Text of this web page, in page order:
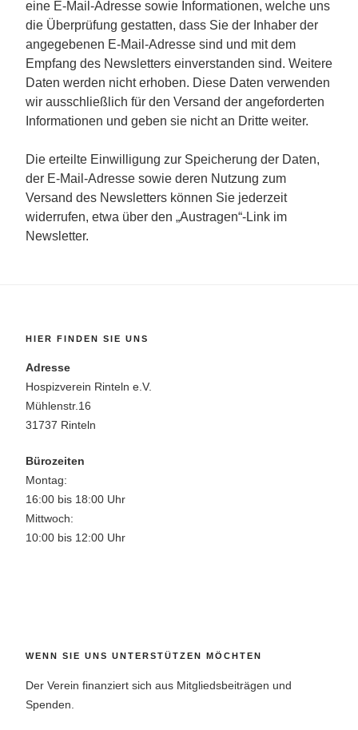
eine E-Mail-Adresse sowie Informationen, welche uns
die Überprüfung gestatten, dass Sie der Inhaber der
angegebenen E-Mail-Adresse sind und mit dem
Empfang des Newsletters einverstanden sind. Weitere
Daten werden nicht erhoben. Diese Daten verwenden
wir ausschließlich für den Versand der angeforderten
Informationen und geben sie nicht an Dritte weiter.
Die erteilte Einwilligung zur Speicherung der Daten,
der E-Mail-Adresse sowie deren Nutzung zum
Versand des Newsletters können Sie jederzeit
widerrufen, etwa über den „Austragen“-Link im
Newsletter.
HIER FINDEN SIE UNS
Adresse
Hospizverein Rinteln e.V.
Mühlenstr.16
31737 Rinteln
Bürozeiten
Montag:
16:00 bis 18:00 Uhr
Mittwoch:
10:00 bis 12:00 Uhr
WENN SIE UNS UNTERSTÜTZEN MÖCHTEN
Der Verein finanziert sich aus Mitgliedsbeiträgen und
Spenden.